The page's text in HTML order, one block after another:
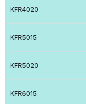
KFR4020
KFR5015
KFR5020
KFR6015